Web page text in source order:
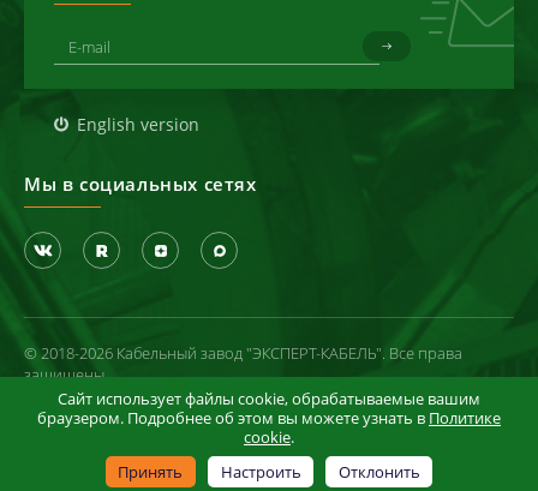
English version
Мы в социальных сетях
© 2018-2026 Кабельный завод "ЭКСПЕРТ-КАБЕЛЬ". Все права
защищены
Политика конфиденциальности
Условия использования сайта
Информация в отношении cookie-файлов
Сайт использует файлы cookie, обрабатываемые вашим
браузером. Подробнее об этом вы можете узнать в Политике
cookie.
Принять
Настроить Отклонить